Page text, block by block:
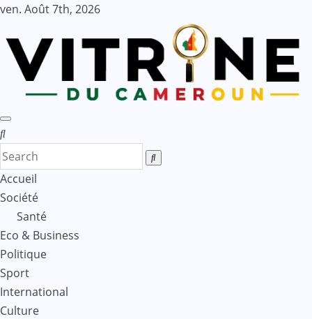
Skip
content
ven. Août 7th, 2026
Accueil
Société
Santé
Eco & Business
Politique
Sport
International
Culture